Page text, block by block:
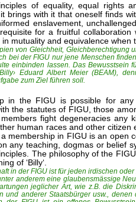
of equality, equal rights
brings with it that oneself finds
enslavement,
for a fruitful collaboration
mutuality and equivalence
von Gleichheit, Gleichberechtigung
bei der FIGU nur jene Menschen
einbinden lassen. Das Bewusstsein
Eduard Albert Meier (BEAM),
zum Ziel führen soll.
in the FIGU is possible for
the statutes of FIGU, those
fight degeneracies any
human races and other
membership in FIGU is an open
any teaching, dogmas or belief
The philosophy of the
of ‘Billy‘.
in der FIGU ist für jeden irdischen
anderem eine glaubensmässige
jeglicher Art, wie z.B. die
und anderer Staatsbürger usw.,